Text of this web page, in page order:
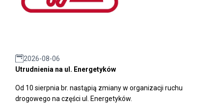
2026-08-06
Utrudnienia na ul. Energetyków
Od 10 sierpnia br. nastąpią zmiany w organizacji ruchu
drogowego na części ul. Energetyków.